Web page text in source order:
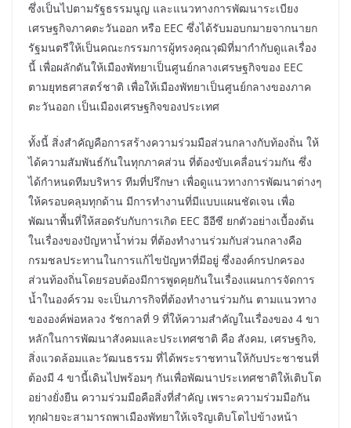
ซึ่งเป็นไปตามรัฐธรรมนูญ และแนวทางการพัฒนาระเบียง
เศรษฐกิจภาคตะวันออก หรือ EEC ซึ่งได้รับมอบกมายจากนายก
รัฐมนตรีให้เป็นคณะกรรมการผู้ทรงคุณวุฒิที่มากำกับดูแลเรื่อง
นี้ เพื่อผลักดันให้เมืองพัทยาเป็นศูนย์กลางเศรษฐกิจของ EEC
ตามยุทธศาสตร์ชาติ เพื่อให้เมืองพัทยาเป็นศูนย์กลางของภาค
ตะวันออก เป็นเมืองเศรษฐกิจของประเทศ
ทั้งนี้ สิ่งสำคัญคือการสร้างความร่วมมือส่วนกลางกับท้องถิ่น ให้
ได้ความสัมพันธ์กันในทุกภาคส่วน ที่ต้องขับเคลื่อนร่วมกัน ซึ่ง
ได้กำหนดทีมบริหาร ทีมที่ปรึกษา เพื่อดูแนวทางการพัฒนาต่างๆ
ให้ครอบคลุมทุกด้าน มีการทำงานที่มีแบบแผนชัดเจน เพื่อ
พัฒนาพื้นที่ให้สอดรับกับการเกิด EEC อีอีซี ยกตัวอย่างเบื้องต้น
ในเรื่องของปัญหาน้ำท่วม ที่ต้องทำงานร่วมกับส่วนกลางคือ
กรมชลประทานในการแก้ไขปัญหาที่มีอยู่ ซึ่งองค์กรปกครอง
ส่วนท้องถิ่นโดยรอบต้องมีการพูดคุยกันในเรื่องแผนการจัดการ
น้ำในองค์รวม จะเป็นภารกิจที่ต้องทำงานร่วมกัน ตามแนวทาง
ขององค์พ่อหลวง รัชกาลที่ 9 ที่ให้ความสำคัญในเรื่องของ 4 ขา
หลักในการพัฒนาสังคมและประเทศชาติ คือ สังคม, เศรษฐกิจ,
สิ่งแวดล้อมและวัฒนธรรม ที่ได้พระราชทานให้กับประชาชนที่
ต้องมี 4 ขานี้เดินไปพร้อมๆ กันเพื่อพัฒนาประเทศชาติให้เติบโต
อย่างยั่งยืน ความร่วมมือคือสิ่งที่สำคัญ เพราะความร่วมมือกัน
ทุกฝ่ายจะสามารถพาเมืองพัทยาให้เจริญเติบโตไปข้างหน้า